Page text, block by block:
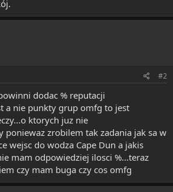
#2
dodac % reputacji
a nie punkty grup omfg to jest
ktorych juz nie
poniewaz zrobilem tak zadania jak sa w
wejsc do wodza Cape Dun a jakis
mam odpowiedziej ilosci %...teraz
czy mam buga czy cos omfg